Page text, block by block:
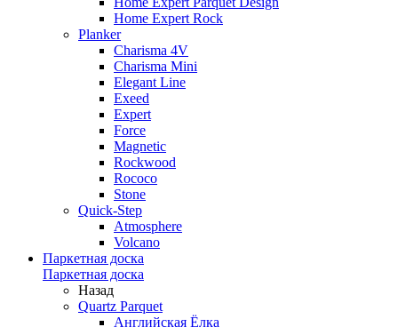
Home Expert Rock
Planker
Charisma 4V
Charisma Mini
Elegant Line
Exeed
Expert
Force
Magnetic
Rockwood
Rococo
Stone
Quick-Step
Atmosphere
Volcano
Паркетная доска
Паркетная доска
Назад
Quartz Parquet
Английская Ёлка